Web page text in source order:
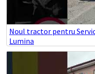
Noul tractor pentru
Lumina